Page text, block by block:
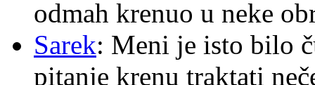
odmah krenuo u neke
Sarek: Meni je isto bilo
pitanje krenu traktati